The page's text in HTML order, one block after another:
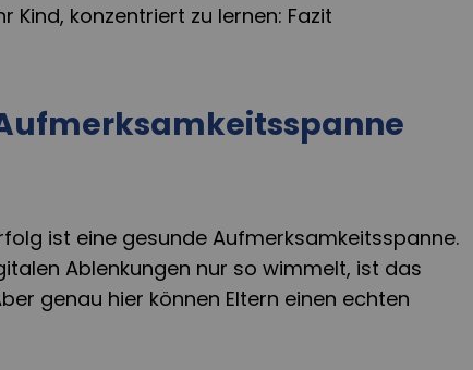
Kind, konzentriert zu lernen: Fazit
ist eine gesunde Aufmerksamkeitsspanne.
Ablenkungen nur so wimmelt, ist das
genau hier können Eltern einen echten